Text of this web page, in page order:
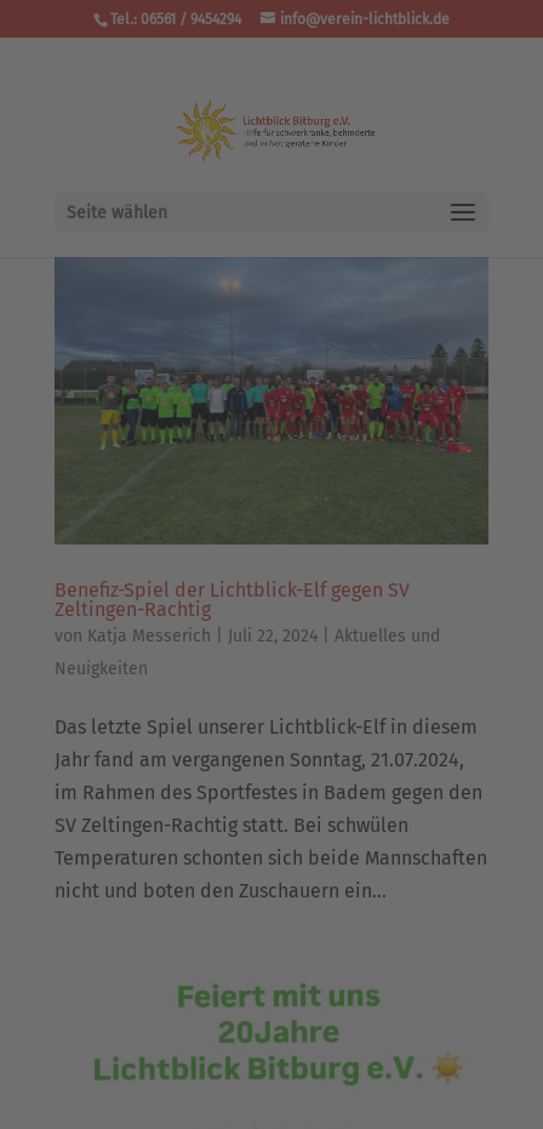
Tel.: 06561 / 9454294 info@verein-lichtblick.de
Seite wählen
Benefiz-Spiel der Lichtblick-Elf gegen SV
Zeltingen-Rachtig
von Katja Messerich Juli 22, 2024| Aktuelles und
Neuigkeiten
Das letzte Spiel unserer Lichtblick-Elf in diesem
Jahr fand am vergangenen Sonntag, 21.07.2024,
im Rahmen des Sportfestes in Badem gegen den
SV Zeltingen-Rachtig statt. Bei schwülen
Temperaturen schonten sich beide Mannschaften
nicht und boten den Zuschauern ein...